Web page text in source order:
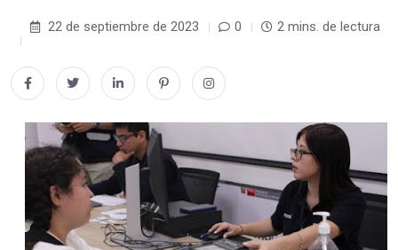
22 de septiembre de 2023 0 2 mins. de lectura